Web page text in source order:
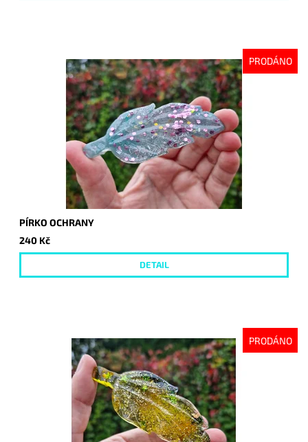
PRODÁNO
PÍRKO OCHRANY
240 Kč
DETAIL
PRODÁNO